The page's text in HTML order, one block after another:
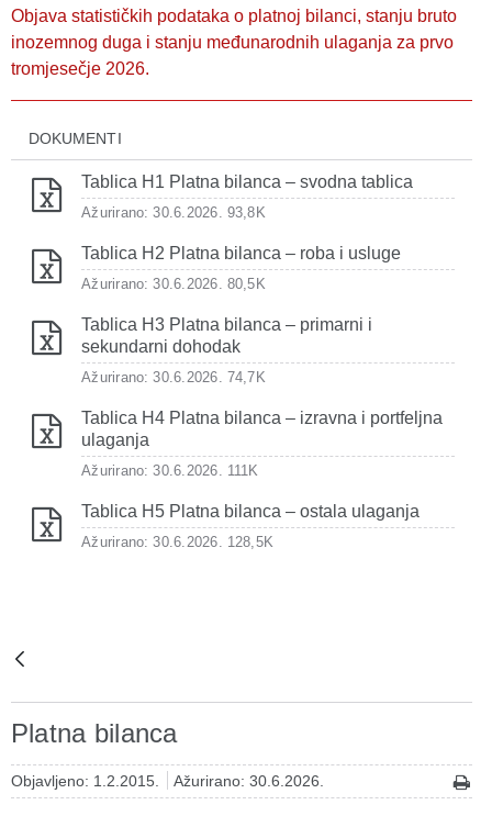
Objava statističkih podataka o platnoj bilanci, stanju bruto
inozemnog duga i stanju međunarodnih ulaganja za prvo
tromjesečje 2026.
DOKUMENTI
Tablica H1 Platna bilanca – svodna tablica
Ažurirano: 30.6.2026. 93,8K
Tablica H2 Platna bilanca – roba i usluge
Ažurirano: 30.6.2026. 80,5K
Tablica H3 Platna bilanca – primarni i
sekundarni dohodak
Ažurirano: 30.6.2026. 74,7K
Tablica H4 Platna bilanca – izravna i portfeljna
ulaganja
Ažurirano: 30.6.2026. 111K
Tablica H5 Platna bilanca – ostala ulaganja
Ažurirano: 30.6.2026. 128,5K
Platna bilanca
Objavljeno: 1.2.2015. Ažurirano: 30.6.2026.